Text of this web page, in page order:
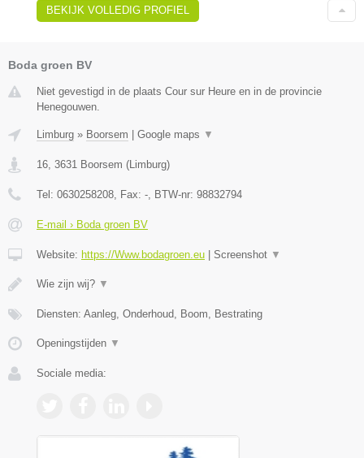
BEKIJK VOLLEDIG PROFIEL
Boda groen BV
Niet gevestigd in de plaats Cour sur Heure en in de provincie
Henegouwen.
Limburg » Boorsem Google maps ▼
16, 3631 Boorsem (Limburg)
Tel: 0630258208, Fax: -, BTW-nr: 98832794
E-mail › Boda groen BV
Website: https://Www.bodagroen.eu Screenshot ▼
Wie zijn wij? ▼
Diensten: Aanleg, Onderhoud, Boom, Bestrating
Openingstijden ▼
Sociale media: